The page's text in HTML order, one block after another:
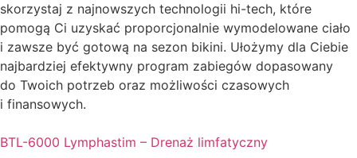
skorzystaj z najnowszych technologii hi-tech, które
pomogą Ci uzyskać proporcjonalnie wymodelowane ciało
i zawsze być gotową na sezon bikini. Ułożymy dla Ciebie
najbardziej efektywny program zabiegów dopasowany
do Twoich potrzeb oraz możliwości czasowych
i finansowych.
BTL-6000 Lymphastim – Drenaż limfatyczny